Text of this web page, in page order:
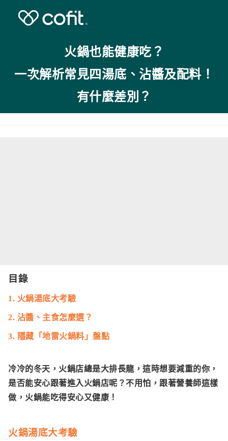
火鍋也能健康吃？
一次解析常見四湯底、沾醬及配料！
有什麼差別？
目錄
1. 火鍋湯底大考驗
2. 沾醬、主食怎麼選？
3. 隱藏「地雷火鍋料」盤點
冷冷的冬天，火鍋店總是大排長龍，這時想要減重的你，
是否能安心跟著進入火鍋店呢？不用怕，跟著營養師這樣
做，火鍋能吃得安心又健康！
火鍋湯底大考驗